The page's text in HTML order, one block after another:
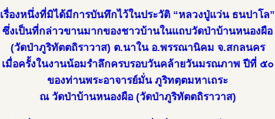
เรื่องหนึ่งที่มิได้มีการบันทึกไว้ในประวัติ “หลวงปู่แว่น ธนปาโล”
ซึ่งเป็นที่กล่าวขานมากของชาวบ้านในแถบวัดป่าบ้านหนองผือ
(วัดป่าภูริทัตตถิราวาส) ต.นาใน อ.พรรณานิคม จ.สกลนคร
เมื่อครั้งในงานน้อมรำลึกครบรอบวันคล้ายวันมรณภาพ ปีที่ ๕๐
ของท่านพระอาจารย์มั่น ภูริทตฺตมหาเถระ
ณ วัดป่าบ้านหนองผือ (วัดป่าภูริทัตตถิราวาส)